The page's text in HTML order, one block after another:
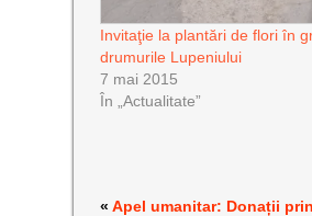
Invitaţie la plantări de flori în
drumurile Lupeniului
7 mai 2015
În „Actualitate”
«Apel umanitar: Donații